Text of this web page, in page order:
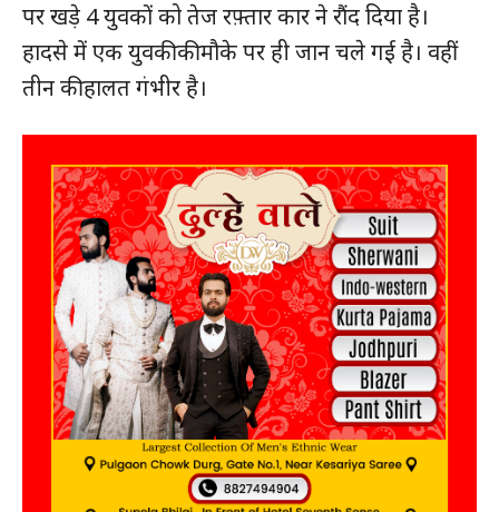
पर खड़े 4 युवकों को तेज रफ़्तार कार ने रौंद दिया है।
हादसे में एक युवकी की मौके पर ही जान चले गई है। वहीं
तीन की हालत गंभीर है।